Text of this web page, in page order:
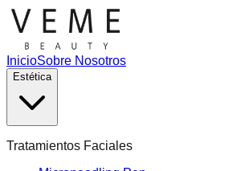
InicioSobre Nosotros
Estética
Tratamientos Faciales